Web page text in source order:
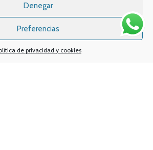
Denegar
Preferencias
de privacidad y cookies